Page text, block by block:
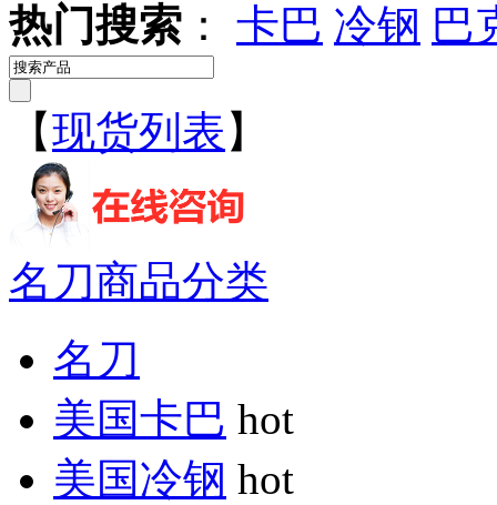
热门搜索 ： 卡巴 冷钢 巴
【现货列表 】
名刀商品分类
名刀
美国卡巴 hot
美国冷钢 hot